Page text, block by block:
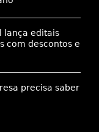
lança editais
com descontos e
precisa saber